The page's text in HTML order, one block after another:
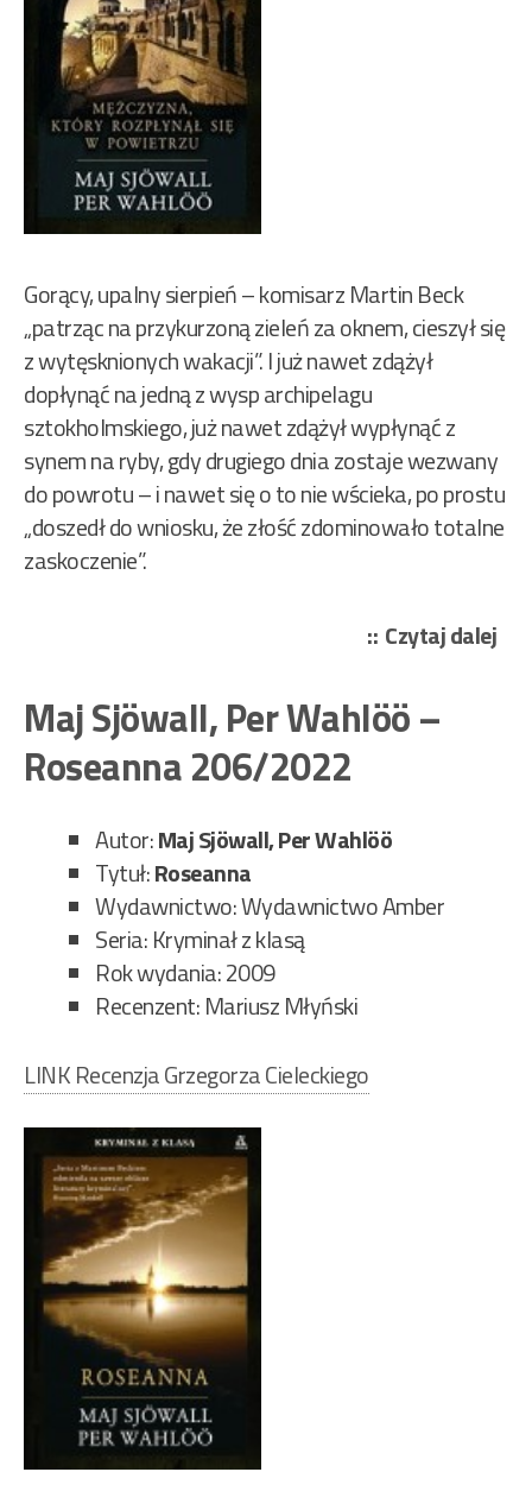
Gorący, upalny sierpień – komisarz Martin Beck
„patrząc na przykurzoną zieleń za oknem, cieszył się
z wytęsknionych wakacji”. I już nawet zdążył
dopłynąć na jedną z wysp archipelagu
sztokholmskiego, już nawet zdążył wypłynąć z
synem na ryby, gdy drugiego dnia zostaje wezwany
do powrotu – i nawet się o to nie wścieka, po prostu
„doszedł do wniosku, że złość zdominowało totalne
zaskoczenie”.
Czytaj dalej
Maj Sjöwall, Per Wahlöö –
Roseanna 206/2022
Autor:Maj Sjöwall, Per Wahlöö
Tytuł:Roseanna
Wydawnictwo: Wydawnictwo Amber
Seria: Kryminał z klasą
Rok wydania: 2009
Recenzent: Mariusz Młyński
LINK Recenzja Grzegorza Cieleckiego